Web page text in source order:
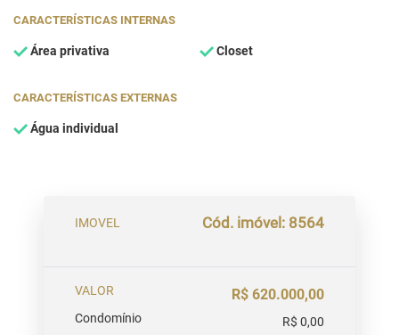
CARACTERÍSTICAS INTERNAS
Área privativa Closet
CARACTERÍSTICAS EXTERNAS
Água individual
IMOVEL Cód. imóvel: 8564
VALOR R$ 620.000,00
Condomínio
R$ 0,00